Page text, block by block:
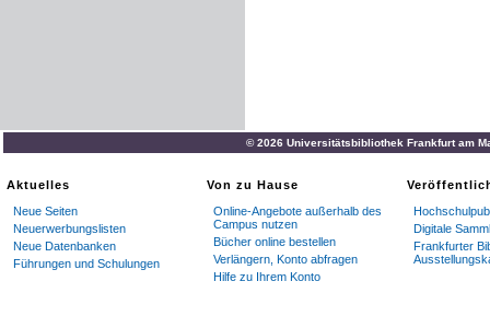
© 2026 Universitätsbibliothek Frankfurt am
Aktuelles
Neue Seiten
Neuerwerbungslisten
Neue Datenbanken
Führungen und Schulungen
Von zu Hause
Online-Angebote außerhalb des
Campus nutzen
Bücher online bestellen
Verlängern, Konto abfragen
Hilfe zu Ihrem Konto
Digitale
Frankfurter